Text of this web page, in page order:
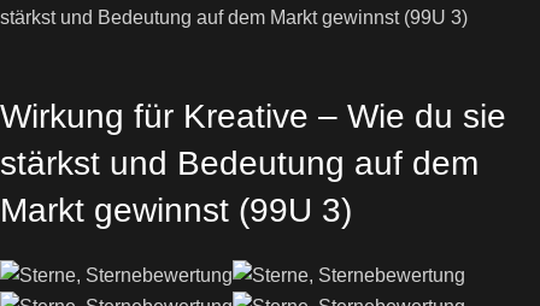
stärkst und Bedeutung auf dem Markt gewinnst (99U 3)
Wirkung für Kreative – Wie du sie
stärkst und Bedeutung auf dem
Markt gewinnst (99U 3)